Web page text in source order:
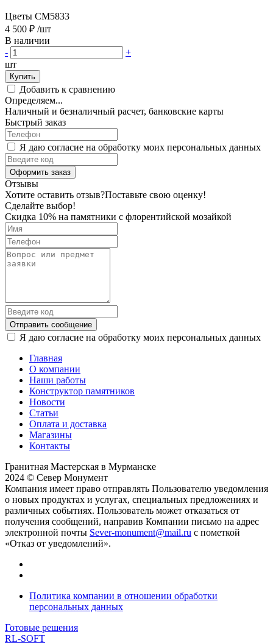
Цветы CM5833
4 500 ₽ /шт
В наличии
-
+
шт
Купить
Добавить к сравнению
Определяем...
Наличный и безналичный расчет, банковские карты
Быстрый заказ
Я даю согласие на обработку моих персональных данных
Оформить заказ
Отзывы
Хотите оставить отзыв?Поставьте свою оценку!
Сделайте выбор!
Скидка 10% на памятники с флорентийской мозайкой
Отправить сообщение
Я даю согласие на обработку моих персональных данных
Главная
О компании
Наши работы
Конструктор памятников
Новости
Статьи
Оплата и доставка
Магазины
Контакты
Гранитная Мастерская в Мурманске
2024 © Север Монумент
Компания имеет право отправлять Пользователю уведомления
о новых продуктах и услугах, специальных предложениях и
различных событиях. Пользователь может отказаться от
получения сообщений, направив Компании письмо на адрес
электронной почты Sever-monument@mail.ru с пометкой
«Отказ от уведомлений».
Политика компании в отношении обработки
персональных данных
Готовые решения
RL-SOFT